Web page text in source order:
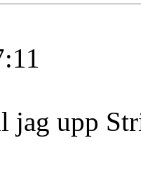
jag upp